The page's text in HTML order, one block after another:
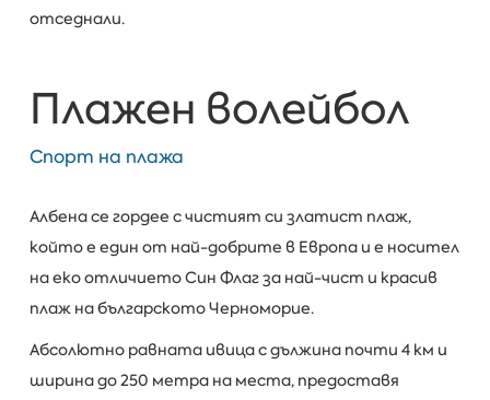
отседнали.
Плажен волейбол
Спорт на плажа
Албена се гордее с чистият си златист плаж,
който е един от най-добрите в Европа и е носител
на еко отличието Син Флаг за най-чист и красив
плаж на българското Черноморие.
Абсолютно равната ивица с дължина почти 4 км и
ширина до 250 метра на места, предоставя